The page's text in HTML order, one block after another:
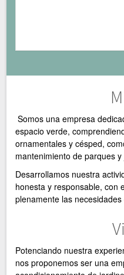
Somos una empresa
espacio verde,
ornamentales y césped,
mantenimiento de parques y
Desarrollamos nuestra
honesta y responsable, con
plenamente las
Potenciando nuestra
nos proponemos ser una